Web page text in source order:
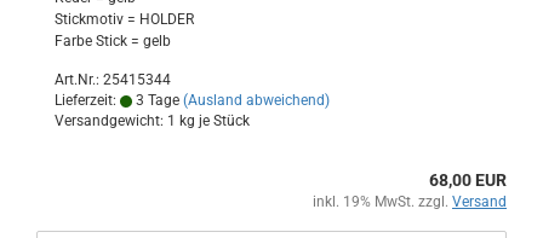
Stickmotiv = HOLDER
Farbe Stick = gelb
Art.Nr.: 25415344
Lieferzeit:
3 Tage (Ausland abweichend)
Versandgewicht: 1 kg je Stück
68,00 EUR
inkl. 19% MwSt. zzgl. Versand